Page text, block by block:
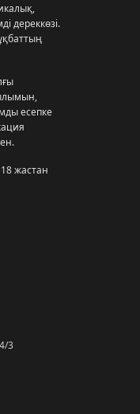
дереккөзі.
есепке
жастан
3